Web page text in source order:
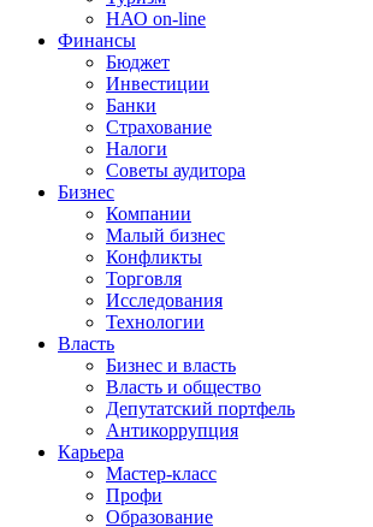
НАО on-line
Финансы
Бюджет
Инвестиции
Банки
Страхование
Налоги
Советы аудитора
Бизнес
Компании
Малый бизнес
Конфликты
Торговля
Исследования
Технологии
Власть
Бизнес и власть
Власть и общество
Депутатский портфель
Антикоррупция
Карьера
Мастер-класс
Профи
Образование